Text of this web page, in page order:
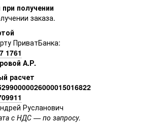
получении
заказа.
ПриватБанка:
1761
А.Р.
расчет
Русланович
с НДС — по запросу.